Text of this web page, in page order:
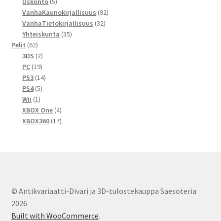
tuotetta
VanhaKaunokirjallisuus 9292
VanhaTietokirjallisuus 3232
Yhteiskunta 3535
Pelit 6262
tuotetta
3DS 22
tuotetta
PC 1919
tuotetta
PS3 1414
PS4 55
Wii 11
tuote
XBOX One 44
tuotetta
XBOX360 1717
© Antikvariaatti-Divari ja 3D-tulostekauppa Saesoteria
2026
Built with WooCommerce.